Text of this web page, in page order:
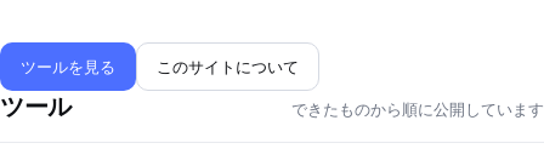
ツールを見る このサイトについて
ツール できたものから順に公開しています